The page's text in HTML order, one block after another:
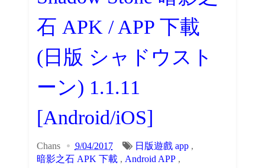
石 APK / APP 下載
(日版 シャドウスト
ーン) 1.1.11
[Android/iOS]
Chans 9/04/2017 日版遊戲 app,
暗影之石 APK 下載, Android APP,